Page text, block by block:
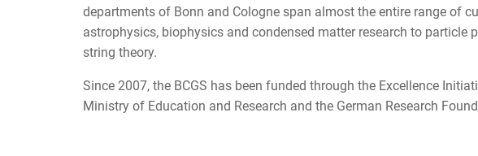
departments of Bonn and Cologne span almost the entire range of
astrophysics, biophysics and condensed matter research to particle
string theory.
Since 2007, the BCGS has been funded through the Excellence
Ministry of Education and Research and the German Research